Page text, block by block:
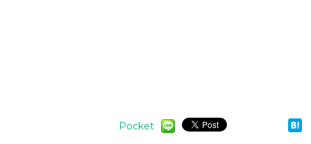
Pocket